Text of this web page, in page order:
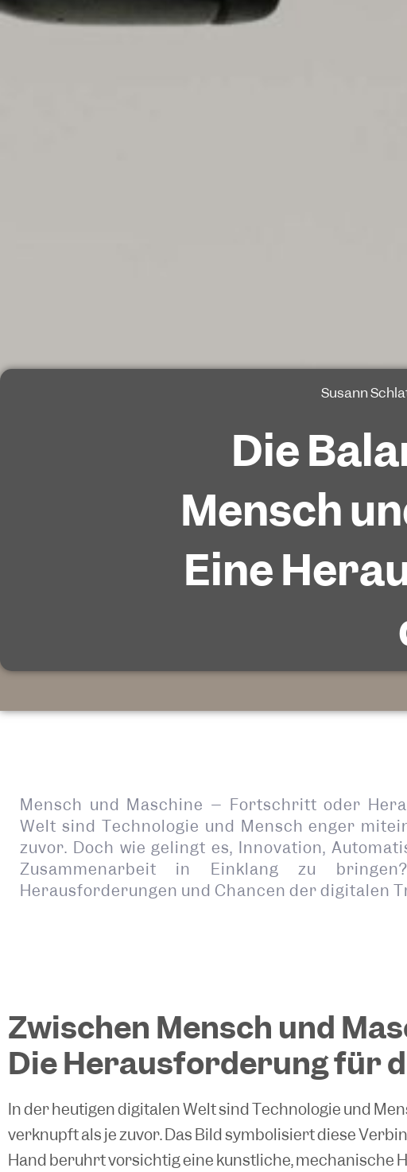
Susann
Die
Mensch
Eine
Mensch und Maschine – Fortschritt oder
Welt sind Technologie und Mensch enger
zuvor. Doch wie gelingt es, Innovation,
Zusammenarbeit in Einklang zu
Herausforderungen und Chancen der digitalen
Zwischen Mensch und
Die Herausforderung für
In der heutigen digitalen Welt sind Technologie und
verknüpft als je zuvor. Das Bild symbolisiert diese
Hand berührt vorsichtig eine künstliche, mechanische